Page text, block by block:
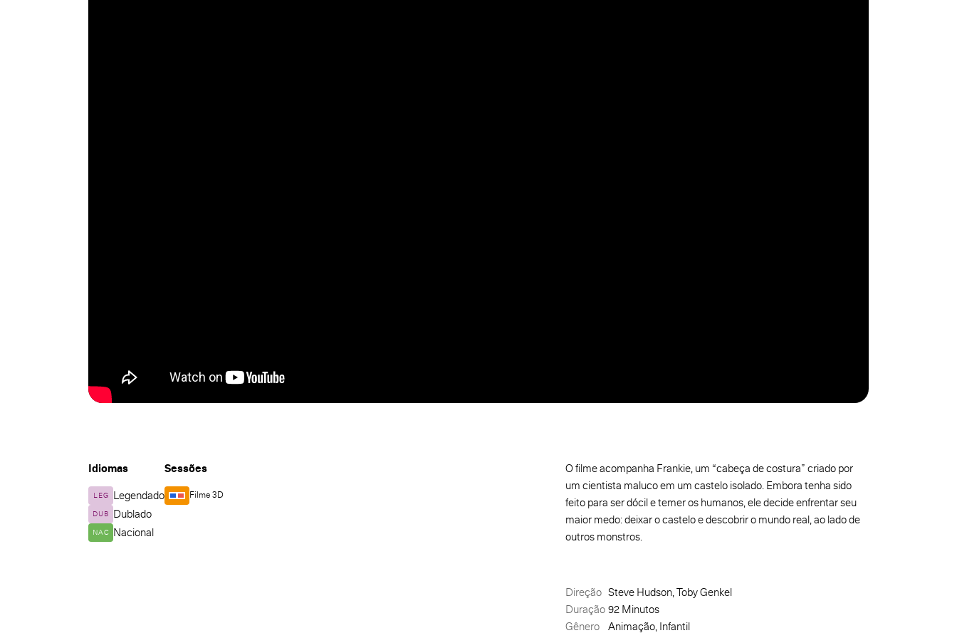
Idiomas
LEG Legendado
DUB Dublado
NAC Nacional
Sessões
Filme 3D
O filme acompanha Frankie, um “cabeça de costura” criado por
um cientista maluco em um castelo isolado. Embora tenha sido
feito para ser dócil e temer os humanos, ele decide enfrentar seu
maior medo: deixar o castelo e descobrir o mundo real, ao lado de
outros monstros.
Direção Steve Hudson, Toby Genkel
Duração 92 Minutos
Gênero
Animação, Infantil